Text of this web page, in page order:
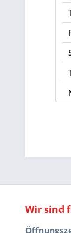
Wir sind